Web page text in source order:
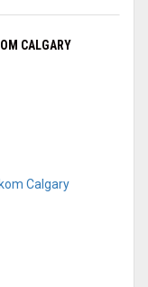
CALGARY